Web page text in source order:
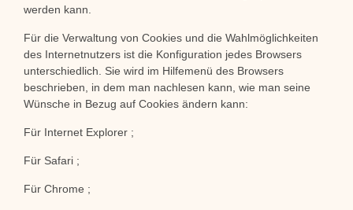
werden kann.
Für die Verwaltung von Cookies und die Wahlmöglichkeiten
des Internetnutzers ist die Konfiguration jedes Browsers
unterschiedlich. Sie wird im Hilfemenü des Browsers
beschrieben, in dem man nachlesen kann, wie man seine
Wünsche in Bezug auf Cookies ändern kann:
Für Internet Explorer ;
Für Safari ;
Für Chrome ;